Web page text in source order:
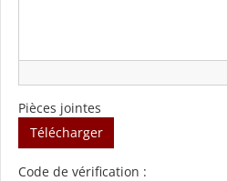
Pièces jointes
Télécharger
Code de vérification :